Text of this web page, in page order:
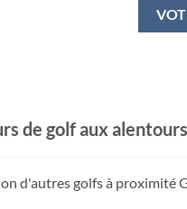
de golf aux alentours
d'autres golfs à proximité